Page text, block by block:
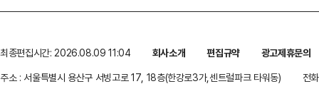
최종편집시간: 2026.08.09 11:04 회사소개 편집규약
광고제휴문의
주소 : 서울특별시 용산구 서빙고로 17, 18층(한강로3가,센트럴파크 타워동)
전